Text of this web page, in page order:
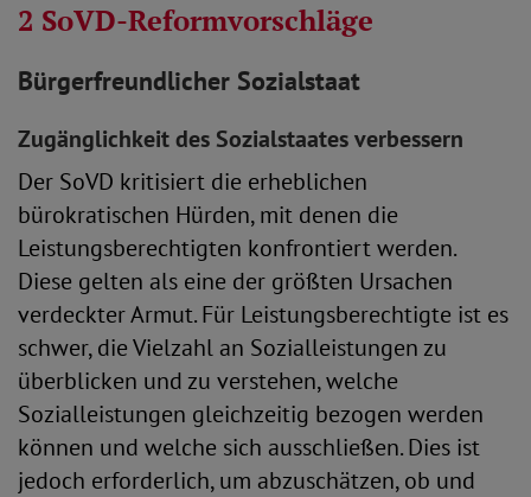
2 SoVD-Reformvorschläge
Bürgerfreundlicher Sozialstaat
Zugänglichkeit des Sozialstaates verbessern
Der SoVD kritisiert die erheblichen
bürokratischen Hürden, mit denen die
Leistungsberechtigten konfrontiert werden.
Diese gelten als eine der größten Ursachen
verdeckter Armut. Für Leistungsberechtigte ist es
schwer, die Vielzahl an Sozialleistungen zu
überblicken und zu verstehen, welche
Sozialleistungen gleichzeitig bezogen werden
können und welche sich ausschließen. Dies ist
jedoch erforderlich, um abzuschätzen, ob und